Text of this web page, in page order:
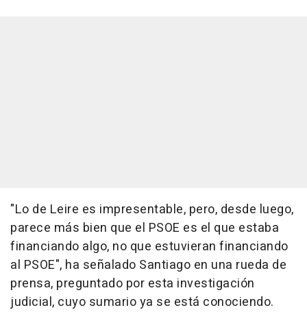
"Lo de Leire es impresentable, pero, desde luego,
parece más bien que el PSOE es el que estaba
financiando algo, no que estuvieran financiando
al PSOE", ha señalado Santiago en una rueda de
prensa, preguntado por esta investigación
judicial, cuyo sumario ya se está conociendo.